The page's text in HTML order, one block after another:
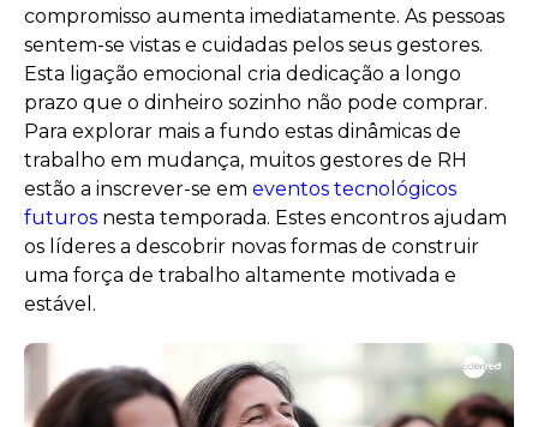
compromisso aumenta imediatamente. As pessoas
sentem-se vistas e cuidadas pelos seus gestores.
Esta ligação emocional cria dedicação a longo
prazo que o dinheiro sozinho não pode comprar.
Para explorar mais a fundo estas dinâmicas de
trabalho em mudança, muitos gestores de RH
estão a inscrever-se em eventos tecnológicos
futuros nesta temporada. Estes encontros ajudam
os líderes a descobrir novas formas de construir
uma força de trabalho altamente motivada e
estável.